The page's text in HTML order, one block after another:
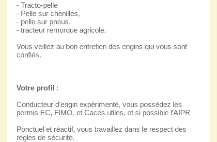
- Tracto-pelle
- Pelle sur chenilles,
- pelle sur pneus,
- tracteur remorque agricole.
Vous veillez au bon entretien des engins qui vous sont
confiés.
Votre profil :
Conducteur d’engin expérimenté, vous possédez les
permis EC, FIMO, et Caces utiles, et si possible l’AIPR
Ponctuel et réactif, vous travaillez dans le respect des
règles de sécurité.